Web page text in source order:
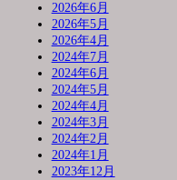
2026年6月
2026年5月
2026年4月
2024年7月
2024年6月
2024年5月
2024年4月
2024年3月
2024年2月
2024年1月
2023年12月